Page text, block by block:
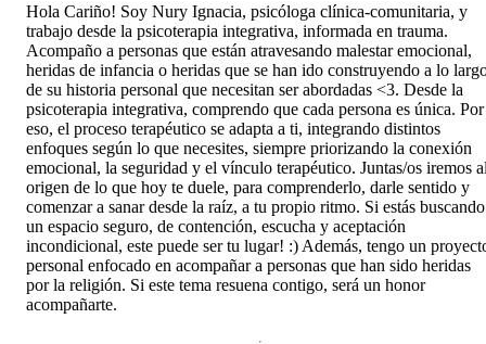
Hola Cariño! Soy Nury Ignacia, psicóloga clínica-comunitaria, y
trabajo desde la psicoterapia integrativa, informada en trauma.
Acompaño a personas que están atravesando malestar emocional,
heridas de infancia o heridas que se han ido construyendo a lo
de su historia personal que necesitan ser abordadas <3. Desde la
psicoterapia integrativa, comprendo que cada persona es única. Por
eso, el proceso terapéutico se adapta a ti, integrando distintos
enfoques según lo que necesites, siempre priorizando la conexión
emocional, la seguridad y el vínculo terapéutico. Juntas/os iremos
origen de lo que hoy te duele, para comprenderlo, darle sentido y
comenzar a sanar desde la raíz, a tu propio ritmo. Si estás buscando
un espacio seguro, de contención, escucha y aceptación
incondicional, este puede ser tu lugar! :) Además, tengo un
personal enfocado en acompañar a personas que han sido heridas
por la religión. Si este tema resuena contigo, será un honor
acompañarte.